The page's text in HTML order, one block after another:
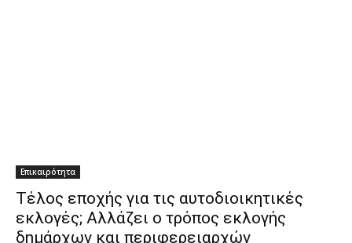
Επικαιρότητα
Τέλος εποχής για τις αυτοδιοικητικές
εκλογές; Αλλάζει ο τρόπος εκλογής
δημάρχων και περιφερειαρχών